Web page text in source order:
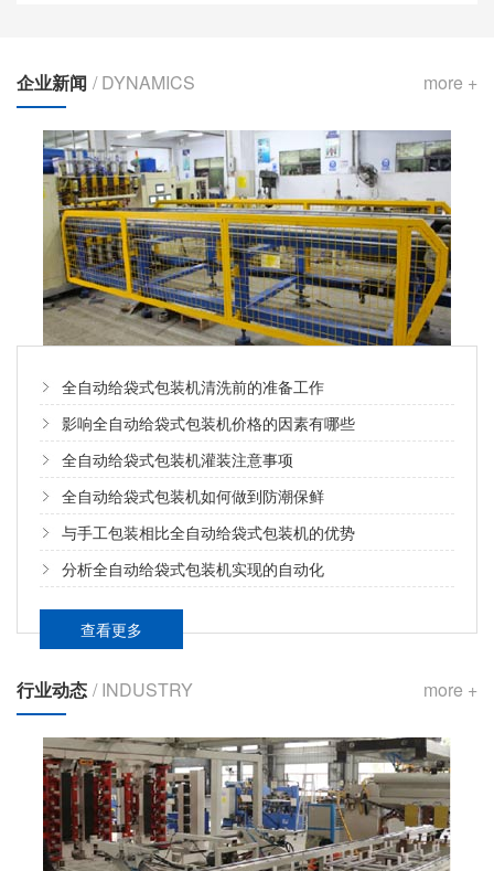
more +
企业新闻 / DYNAMICS
全自动给袋式包装机清洗前的准备工作
影响全自动给袋式包装机价格的因素有哪些
全自动给袋式包装机灌装注意事项
全自动给袋式包装机如何做到防潮保鲜
与手工包装相比全自动给袋式包装机的优势
分析全自动给袋式包装机实现的自动化
查看更多
more +
行业动态 / INDUSTRY